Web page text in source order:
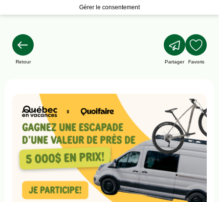
Gérer le consentement
Retour Partager Favoris